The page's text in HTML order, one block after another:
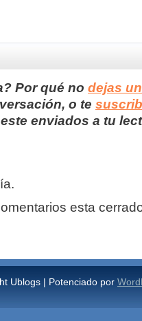
Por qué no dejas
o te
enviados a tu
esta
Ublogs | Potenciado por